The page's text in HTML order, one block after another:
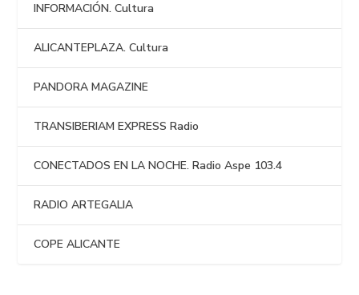
INFORMACIÓN. Cultura
ALICANTEPLAZA. Cultura
PANDORA MAGAZINE
TRANSIBERIAM EXPRESS Radio
CONECTADOS EN LA NOCHE. Radio Aspe 103.4
RADIO ARTEGALIA
COPE ALICANTE